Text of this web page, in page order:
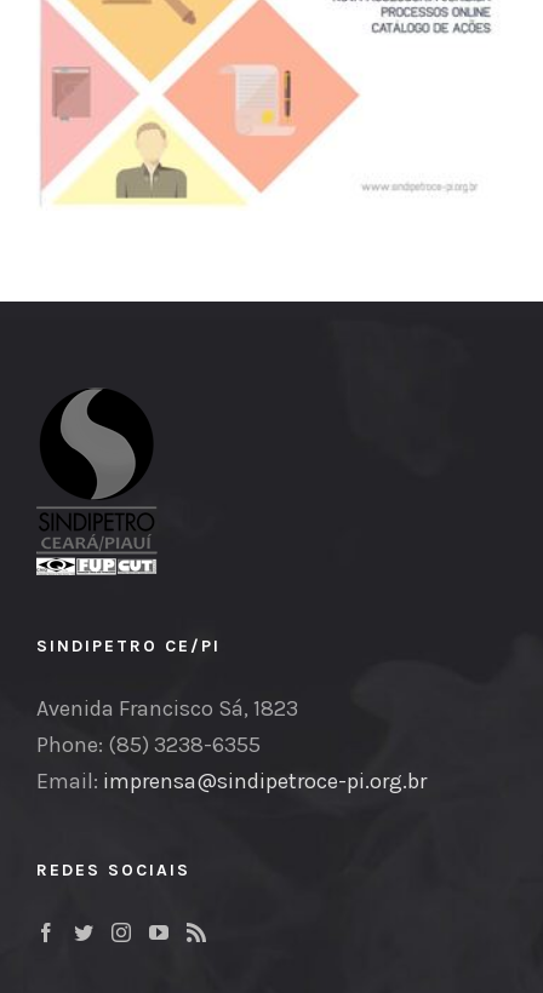
SINDIPETRO CE/PI
Avenida Francisco Sá, 1823
Phone: (85) 3238-6355
Email: imprensa@sindipetroce-pi.org.br
REDES SOCIAIS